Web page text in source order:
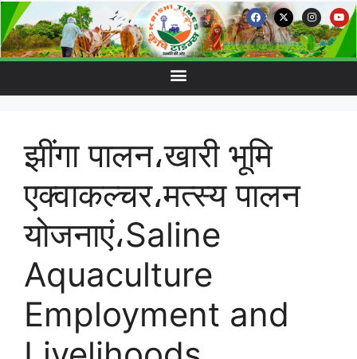
झींगा पालन،खारी भूमि
एक्वाकल्चर،मत्स्य पालन
योजनाएं،Saline
Aquaculture
Employment and